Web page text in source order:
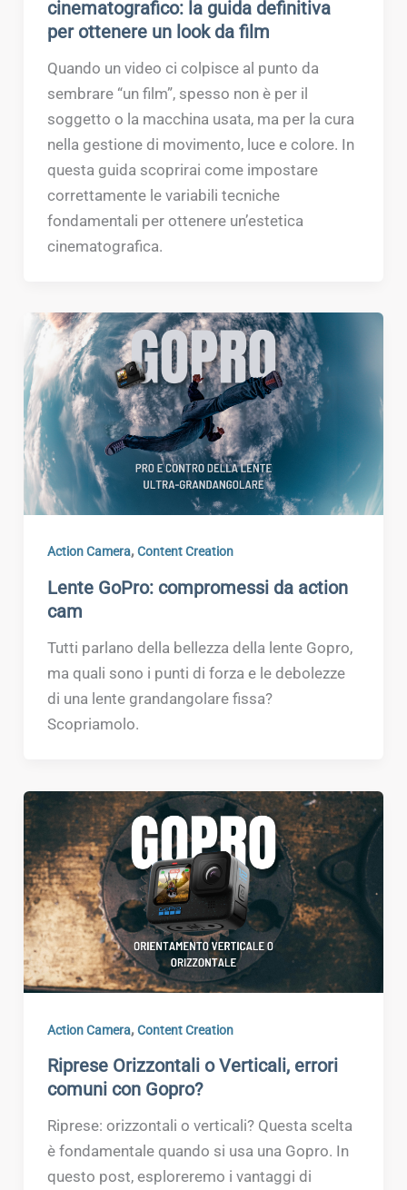
cinematografico: la guida definitiva
per ottenere un look da film
Quando un video ci colpisce al punto da
sembrare “un film”, spesso non è per il
soggetto o la macchina usata, ma per la cura
nella gestione di movimento, luce e colore. In
questa guida scoprirai come impostare
correttamente le variabili tecniche
fondamentali per ottenere un’estetica
cinematografica.
Action Camera,Content Creation
Lente GoPro: compromessi da action
cam
Tutti parlano della bellezza della lente Gopro,
ma quali sono i punti di forza e le debolezze
di una lente grandangolare fissa?
Scopriamolo.
Action Camera,Content Creation
Riprese Orizzontali o Verticali, errori
comuni con Gopro?
Riprese: orizzontali o verticali? Questa scelta
è fondamentale quando si usa una Gopro. In
questo post, esploreremo i vantaggi di